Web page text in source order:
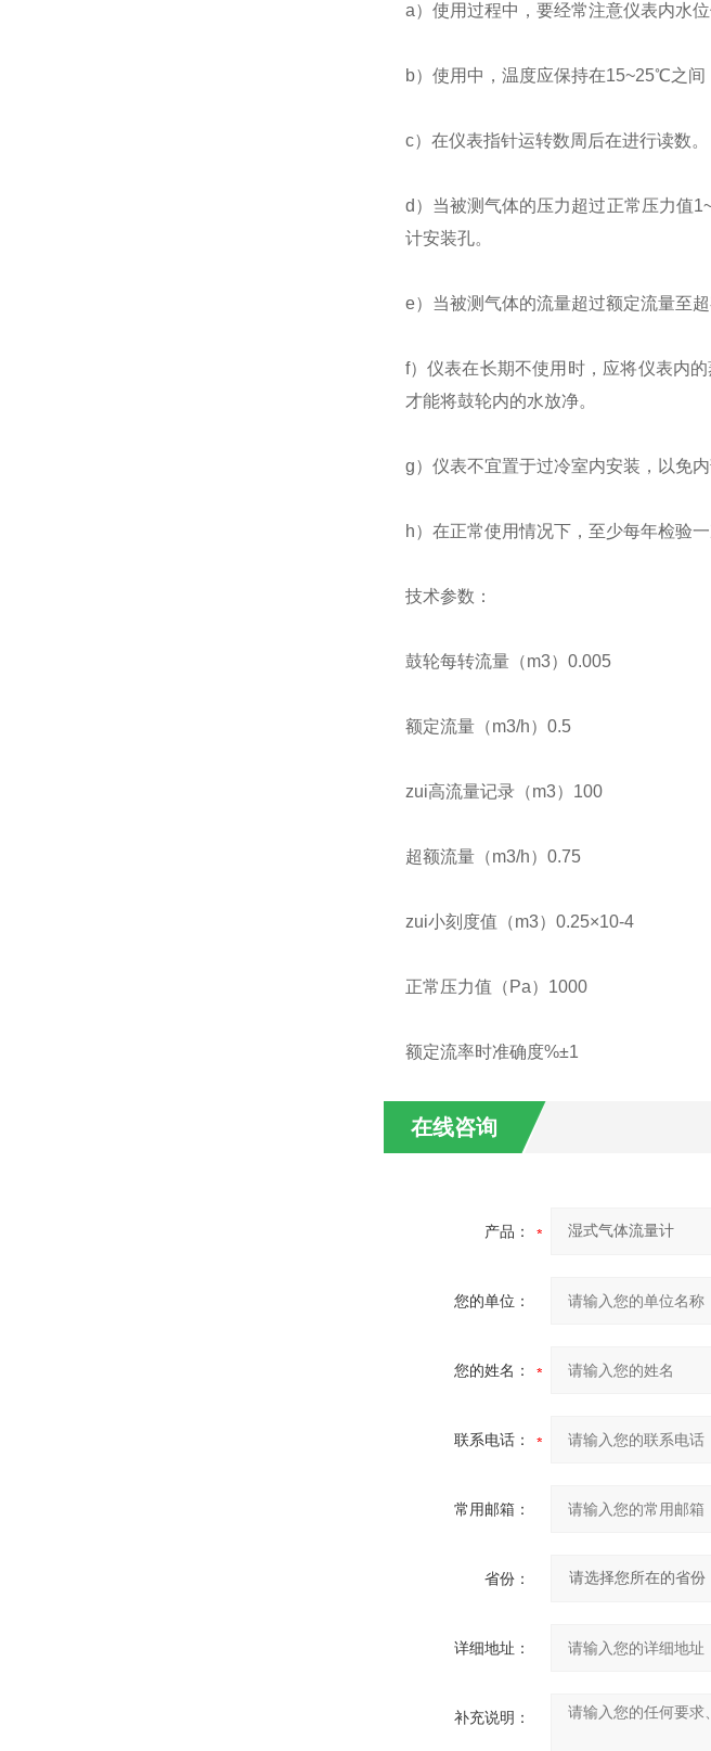
a）使用过程中，要经常注意仪表内水
b）使用中，温度应保持在15~25℃之
c）在仪表指针运转数周后在进行读数。
d）当被测气体的压力超过正常压力值
计安装孔。
e）当被测气体的流量超过额定流量至
f）仪表在长期不使用时，应将仪表内
才能将鼓轮内的水放净。
g）仪表不宜置于过冷室内安装，以免内
h）在正常使用情况下，至少每年检验一
技术参数：
鼓轮每转流量（m3）0.005
额定流量（m3/h）0.5
zui高流量记录（m3）100
超额流量（m3/h）0.75
zui小刻度值（m3）0.25×10-4
正常压力值（Pa）1000
额定流率时准确度%±1
在线咨询
产品：
您的单位：
您的姓名：
联系电话：
常用邮箱：
省份：
详细地址：
补充说明：